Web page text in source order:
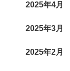
2025年4月
2025年3月
2025年2月